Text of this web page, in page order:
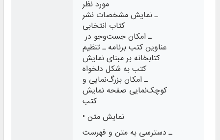
ـ نمایش مشخصات نشر
کتاب انتخابی
ـ امکان جست‌وجو در
عناوین کتب برنامه ـ تنظیم
کتابخانه بر مبنای نمایش
ـ امکان بزرگ‌نمایی و
کوچک‌نمایی صفحه نمایش
کتب
• نمايش متن
ـ دسترسی به متن و فهرست